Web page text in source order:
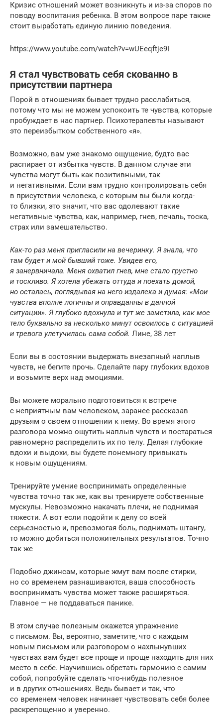
Кризис отношений может возникнуть и из-за споров по
поводу воспитания ребенка. В этом вопросе паре также
стоит выработать единую линию поведения.
https://www.youtube.com/watch?v=wUEeqftje9I
Я стал чувствовать себя скованно в
присутствии партнера
Порой в отношениях бывает трудно расслабиться,
потому что мы не можем успокоить те чувства, которые
пробуждает в нас партнер. Психотерапевты называют
это переизбытком собственного «я».
Возможно, вам уже знакомо ощущение, будто вас
распирает от избытка чувств. В данном случае эти
чувства могут быть как позитивными, так
и негативными. Если вам трудно контролировать себя
в присутствии человека, с которым вы были когда-
то близки, это значит, что вас одолевают такие
негативные чувства, как, например, гнев, печаль, тоска,
страх или замешательство.
Как-то раз меня пригласили на вечеринку. Я знала, что
там будет и мой бывший тоже. Увидев его,
я занервничала. Меня охватил гнев, мне стало грустно
и тоскливо. Я хотела убежать оттуда и поехать домой,
но осталась, поглядывая на него издалека и думая: «Мои
чувства вполне логичны и оправданны в данной
ситуации». Я глубоко вдохнула и тут же заметила, как мое
тело буквально за несколько минут освоилось с ситуацией
и тревога улетучилась сама собой. Лине, 38 лет
Если вы в состоянии выдержать внезапный наплыв
чувств, не бегите прочь. Сделайте пару глубоких вдохов
и возьмите верх над эмоциями.
Вы можете морально подготовиться к встрече
с неприятным вам человеком, заранее рассказав
друзьям о своем отношении к нему. Во время этого
разговора можно ощутить наплыв чувств и постараться
равномерно распределить их по телу. Делая глубокие
вдохи и выдохи, вы будете понемногу привыкать
к новым ощущениям.
Тренируйте умение воспринимать определенные
чувства точно так же, как вы тренируете собственные
мускулы. Невозможно накачать плечи, не поднимая
тяжести. А вот если подойти к делу со всей
серьезностью и, превозмогая боль, поднимать штангу,
то можно добиться положительных результатов. Точно
так же
Подобно джинсам, которые жмут вам после стирки,
но со временем разнашиваются, ваша способность
воспринимать чувства может также расширяться.
Главное — не поддаваться панике.
В этом случае полезным окажется упражнение
с письмом. Вы, вероятно, заметите, что с каждым
новым письмом или разговором о нахлынувших
чувствах вам будет все проще и проще находить для них
место в себе. Научившись обретать гармонию с самим
собой, попробуйте сделать что-нибудь полезное
и в других отношениях. Ведь бывает и так, что
со временем человек начинает чувствовать себя более
раскрепощенно и уверенно.